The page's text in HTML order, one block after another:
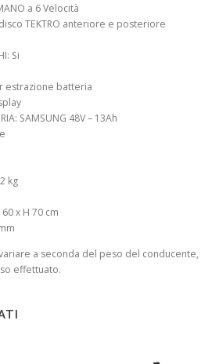
a 6 Velocità
disco TEKTRO anteriore e posteriore
Si
estrazione batteria
SAMSUNG 48V – 13Ah
kg
60 x H 70 cm
a seconda del peso del conducente,
effettuato.